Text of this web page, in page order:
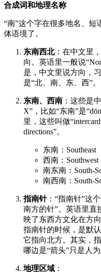
合成词和地理名称
“南”这个字在很多地名、
体语境了。
东南西北：在中文里
向。英语里一般说
是，中文里说方向，
是“北、南、东、西”。
东南、西南 ：这些是
X”，比如“东南”是
里，这些叫做
directions”。
东南：Southeast
西南：Southwest
南东南：South-
南西南：South-
指南针：“指南针”这
南方的针”。英语里直
映了东西方文化在方
指南针的时候，是默
它指向北方。其实，
哪边是“箭头”只是人为
地理区域 ：